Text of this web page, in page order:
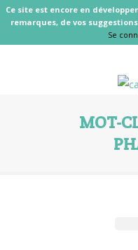
Ce site est encore en
remarques, de vos
Se
MOT-